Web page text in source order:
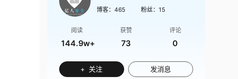
博客： 465 粉丝： 15
阅读
144.9w+
获赞
73
评论
0
+ 关注 发消息